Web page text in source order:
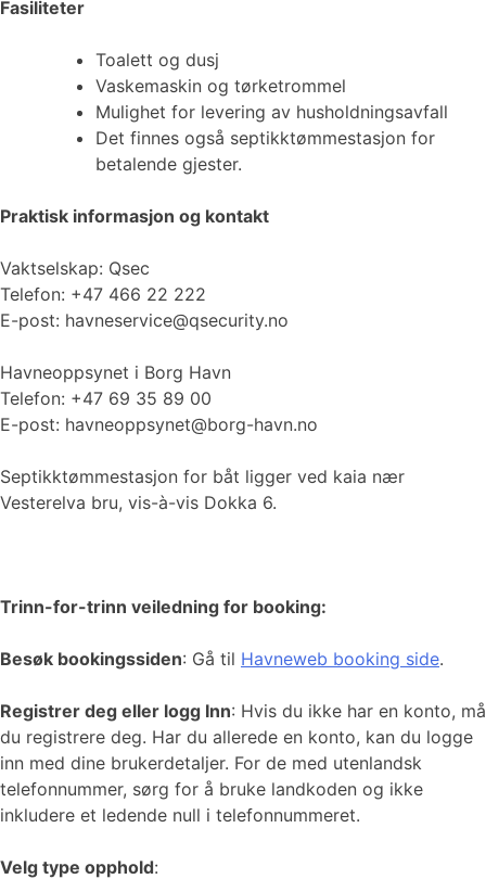
Fasiliteter
Toalett og dusj
Vaskemaskin og tørketrommel
Mulighet for levering av husholdningsavfall
Det finnes også septikktømmestasjon for
betalende gjester.
Praktisk informasjon og kontakt
Vaktselskap: Qsec
Telefon: +47 466 22 222
E-post: havneservice@qsecurity.no
Havneoppsynet i Borg Havn
Telefon: +47 69 35 89 00
E-post: havneoppsynet@borg-havn.no
Septikktømmestasjon for båt ligger ved kaia nær
Vesterelva bru, vis-à-vis Dokka 6.
Trinn-for-trinn veiledning for booking:
Besøk bookingssiden: Gå til Havneweb booking side.
Registrer deg eller logg Inn: Hvis du ikke har en konto, må
du registrere deg. Har du allerede en konto, kan du logge
inn med dine brukerdetaljer. For de med utenlandsk
telefonnummer, sørg for å bruke landkoden og ikke
inkludere et ledende null i telefonnummeret.
Velg type opphold: